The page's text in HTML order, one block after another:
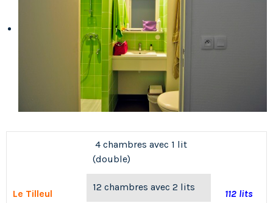
Le Tilleul
4 chambres avec 1 lit
(double)
112 lits
12 chambres avec 2 lits